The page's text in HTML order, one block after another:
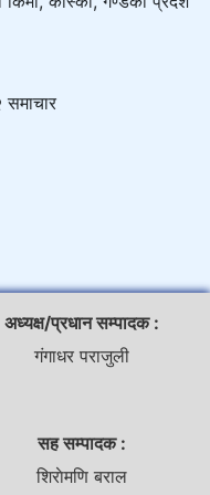
अध्यक्ष/प्रधान सम्पादक :
गंगाधर पराजुली
सह सम्पादक :
शिराेमणि बराल